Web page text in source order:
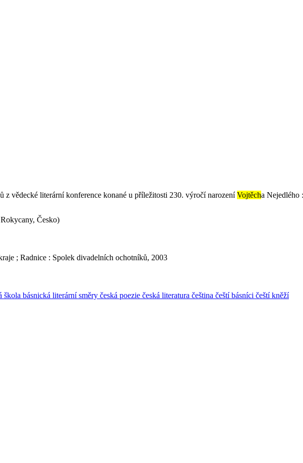
z vědecké literární konference konané u příležitosti 230. výročí narozeníVojtěcha Nejedlého
Česko)
; Radnice : Spolek divadelních ochotníků, 2003
škola básnická literární směry česká poezie česká literatura čeština čeští básníci čeští kněží